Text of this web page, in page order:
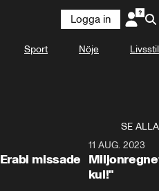
Logga in
Sport Nöje Livsstil
SE ALLA
missade
11 AUG. 2023
kul!"